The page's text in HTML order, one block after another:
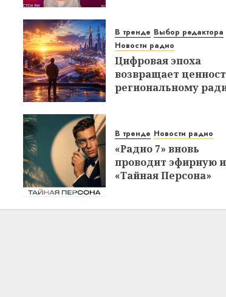
В тренде Выбор редактора
Новости радио
Цифровая эпоха
возвращает
региональному
В тренде Новости радио
«Радио 7» вновь
проводит эфирную
«Тайная Персона»